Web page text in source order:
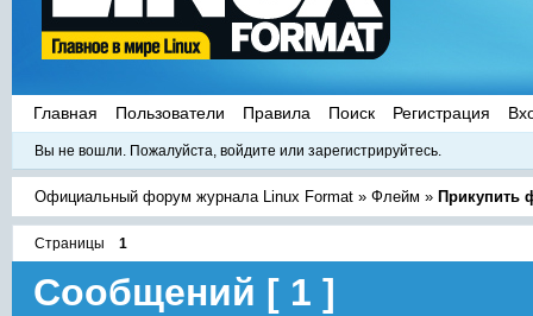
Главная Пользователи Правила Поиск Регистрация
Вы не вошли. Пожалуйста, войдите или зарегистрируйтесь.
Официальный форум журнала Linux Format »Флейм » Прикупить
Страницы 1
Сообщений [ 1 ]